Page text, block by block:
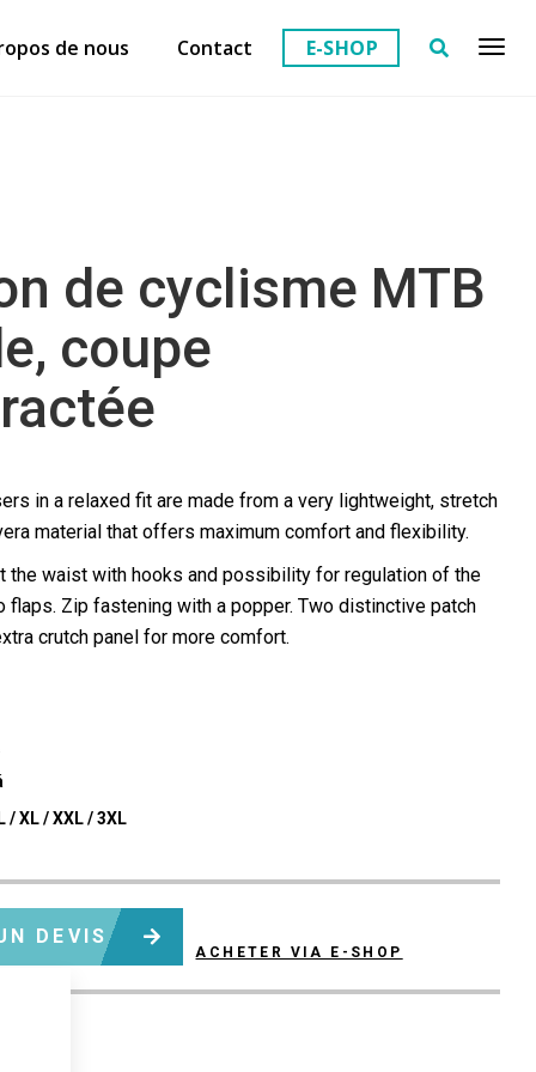
de nous Contact E-SHOP
de cyclisme MTB
coupe
in a relaxed fit are made from a very lightweight, stretch
material that offers maximum comfort and flexibility.
the waist with hooks and possibility for regulation of the
flaps. Zip fastening with a popper. Two distinctive patch
crutch panel for more comfort.
/ XL / XXL / 3XL
DEVIS
ACHETER VIA E-SHOP